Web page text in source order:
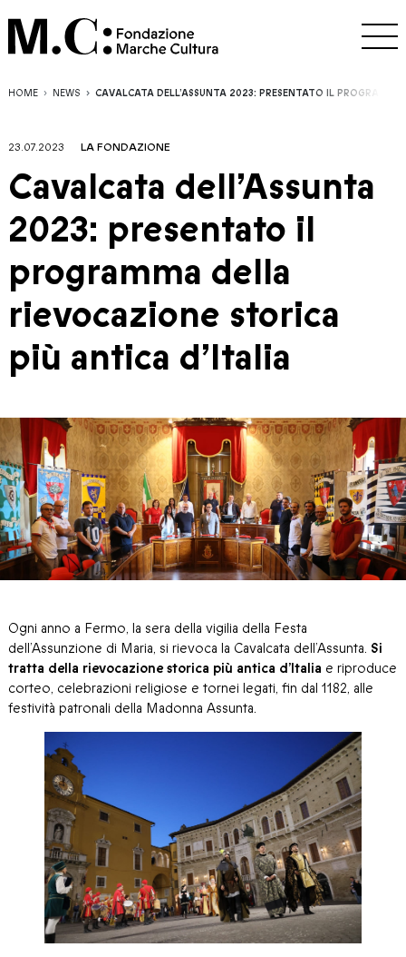
HOME NEWS CAVALCATA DELL’ASSUNTA 2023: PRESENTATO IL
23.07.2023 LA FONDAZIONE
Cavalcata dell’Assunta
2023: presentato il
programma della
rievocazione storica
più antica d’Italia
Ogni anno a Fermo, la sera della vigilia della Festa
dell’Assunzione di Maria, si rievoca la Cavalcata dell’Assunta. Si
tratta della rievocazione storica più antica d’Italia e riproduce
corteo, celebrazioni religiose e tornei legati, fin dal 1182, alle
festività patronali della Madonna Assunta.